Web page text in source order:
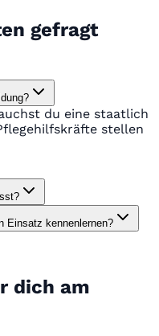
gefragt
du eine staatlich
stellen
Einsatz kennenlernen?
dich am